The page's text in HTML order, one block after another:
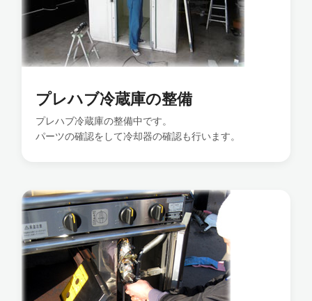
プレハブ冷蔵庫の整備
プレハブ冷蔵庫の整備中です。
パーツの確認をして冷却器の確認も行います。